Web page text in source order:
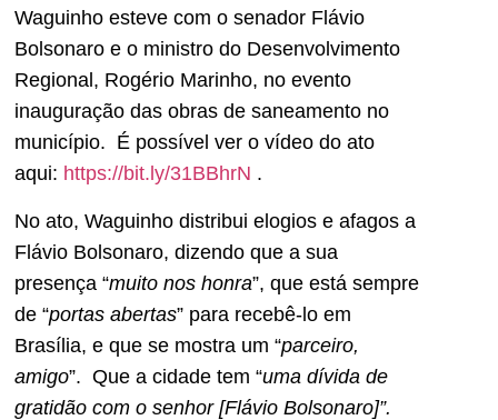
Waguinho esteve com o senador Flávio
Bolsonaro e o ministro do Desenvolvimento
Regional, Rogério Marinho, no evento
inauguração das obras de saneamento no
município. É possível ver o vídeo do ato
aqui: https://bit.ly/31BBhrN .
No ato, Waguinho distribui elogios e afagos a
Flávio Bolsonaro, dizendo que a sua
presença “muito nos honra”, que está sempre
de “portas abertas” para recebê-lo em
Brasília, e que se mostra um “parceiro,
amigo”. Que a cidade tem “uma dívida de
gratidão com o senhor [Flávio Bolsonaro]”.